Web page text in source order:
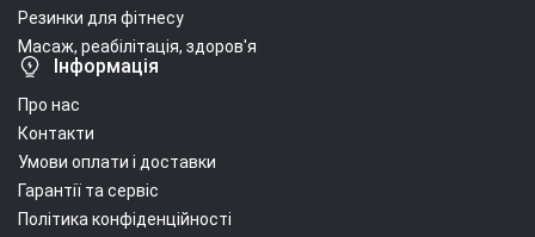
Резинки для фітнесу
Масаж, реабілітація, здоров'я
Інформація
Про нас
Контакти
Умови оплати і доставки
Гарантії та сервіс
Політика конфіденційності